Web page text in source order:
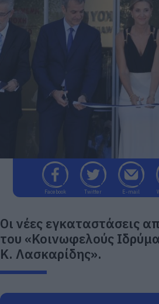
Facebook Twitter E-mail
Οι νέες εγκαταστάσεις
του «Κοινωφελούς
Κ. Λασκαρίδης».